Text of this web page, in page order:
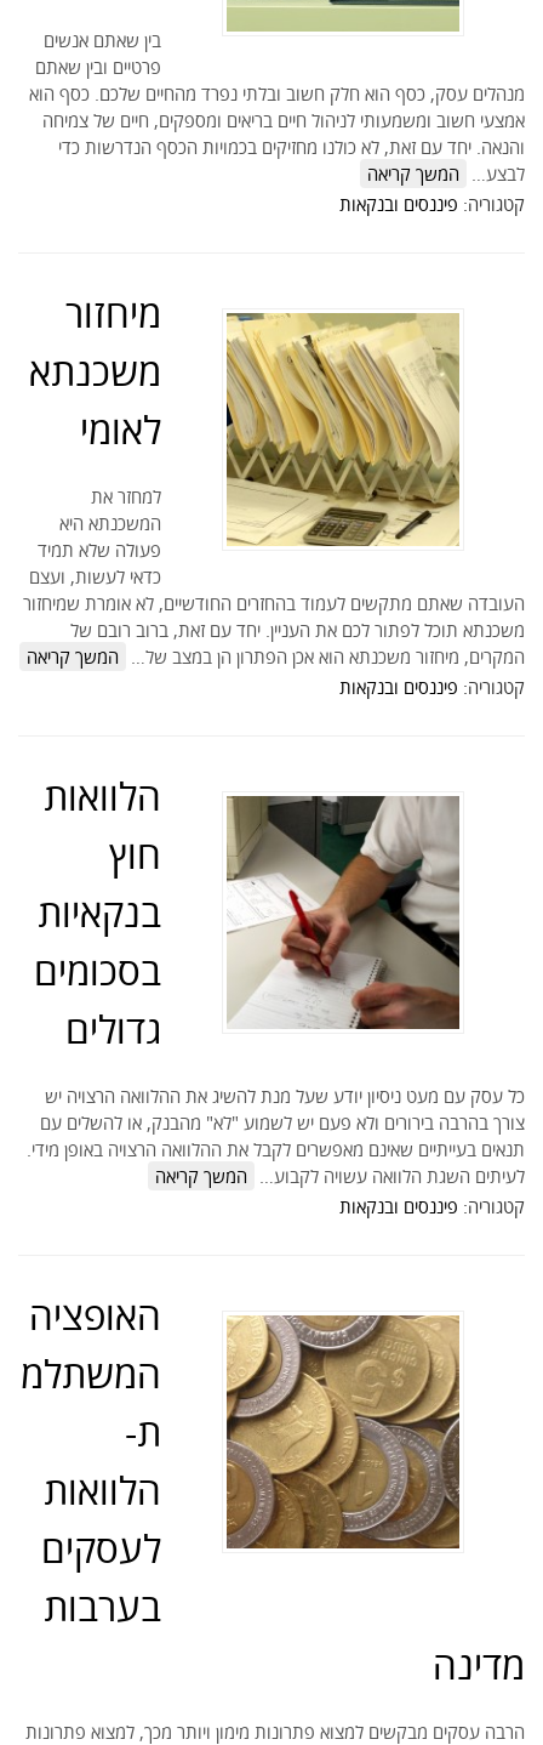
בין שאתם אנשים
פרטיים ובין שאתם
מנהלים עסק, כסף הוא חלק חשוב ובלתי נפרד מהחיים שלכם. כסף הוא
אמצעי חשוב ומשמעותי לניהול חיים בריאים ומספקים, חיים של צמיחה
והנאה. יחד עם זאת, לא כולנו מחזיקים בכמויות הכסף הנדרשות כדי
לבצע… המשך קריאה
קטגוריה: פיננסים ובנקאות
מיחזור
משכנתא
לאומי
למחזר את
המשכנתא היא
פעולה שלא תמיד
כדאי לעשות, ועצם
העובדה שאתם מתקשים לעמוד בהחזרים החודשיים, לא אומרת שמיחזור
משכנתא תוכל לפתור לכם את העניין. יחד עם זאת, ברוב רובם של
המקרים, מיחזור משכנתא הוא אכן הפתרון הן במצב של… המשך קריאה
קטגוריה: פיננסים ובנקאות
הלוואות
חוץ
בנקאיות
בסכומים
גדולים
כל עסק עם מעט ניסיון יודע שעל מנת להשיג את ההלוואה הרצויה יש
צורך בהרבה בירורים ולא פעם יש לשמוע "לא" מהבנק, או להשלים עם
תנאים בעייתיים שאינם מאפשרים לקבל את ההלוואה הרצויה באופן מידי.
לעיתים השגת הלוואה עשויה לקבוע… המשך קריאה
קטגוריה: פיננסים ובנקאות
האופציה
המשתלמ
ת-
הלוואות
לעסקים
בערבות
מדינה
הרבה עסקים מבקשים למצוא פתרונות מימון ויותר מכך, למצוא פתרונות